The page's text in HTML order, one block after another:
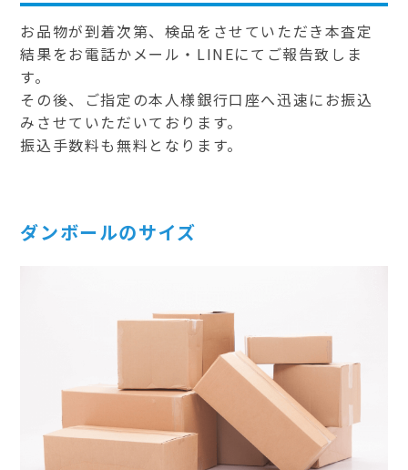
お品物が到着次第、検品をさせていただき本査定
結果をお電話かメール・LINEにてご報告致しま
す。
その後、ご指定の本人様銀行口座へ迅速にお振込
みさせていただいております。
振込手数料も無料となります。
ダンボールのサイズ